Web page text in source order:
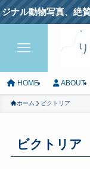
真、絶賛販売中！／
HOME ABOUT
ホーム ビクトリア
ビクトリア